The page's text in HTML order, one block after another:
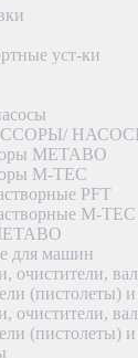
уст-ки
METABO
M-TEC
PFT
M-TEC
для машин
очистители,
(пистолеты)
очистители,
(пистолеты)